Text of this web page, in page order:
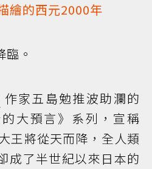
繪的西元2000年
臨。
作家五島勉推波助瀾的
大預言》系列，宣稱
王將從天而降，全人類
成了半世紀以來日本的